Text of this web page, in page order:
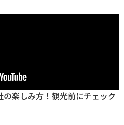
の楽しみ方！観光前にチェック